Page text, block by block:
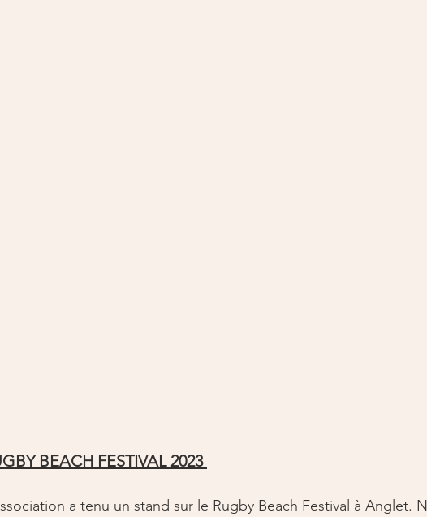
BEACH FESTIVAL 2023
a tenu un stand sur le Rugby Beach Festival à Anglet.